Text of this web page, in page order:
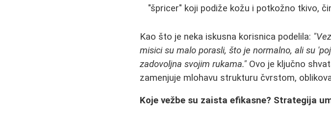
"špricer" koji podiže kožu i potkožno tkivo,
Kao što je neka iskusna korisnica podelila:
misici su malo porasli, što je normalno, ali su
zadovoljna svojim rukama." Ovo je ključno
zamenjuje mlohavu strukturu čvrstom,
Koje vežbe su zaista efikasne? Strategija